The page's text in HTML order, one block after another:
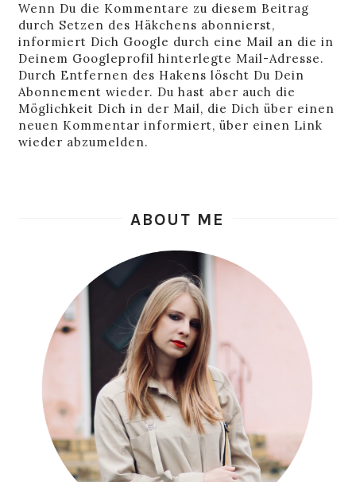
Wenn Du die Kommentare zu diesem Beitrag
durch Setzen des Häkchens abonnierst,
informiert Dich Google durch eine Mail an die in
Deinem Googleprofil hinterlegte Mail-Adresse.
Durch Entfernen des Hakens löscht Du Dein
Abonnement wieder. Du hast aber auch die
Möglichkeit Dich in der Mail, die Dich über einen
neuen Kommentar informiert, über einen Link
wieder abzumelden.
ABOUT ME